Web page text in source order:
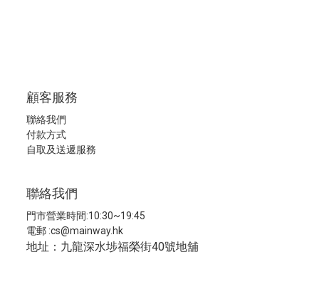
顧客服務
聯絡我們
付款方式
自取及送遞服務
聯絡我們
門市營業時間:10:30~19:45
電郵 :cs@mainway.hk
地址：九龍深水埗福榮街40號地舖